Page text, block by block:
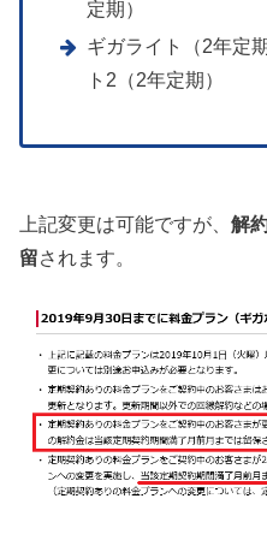
定期）
ギガライト（2年定
ト2（2年定期）
上記変更は可能ですが、 解
留されます。